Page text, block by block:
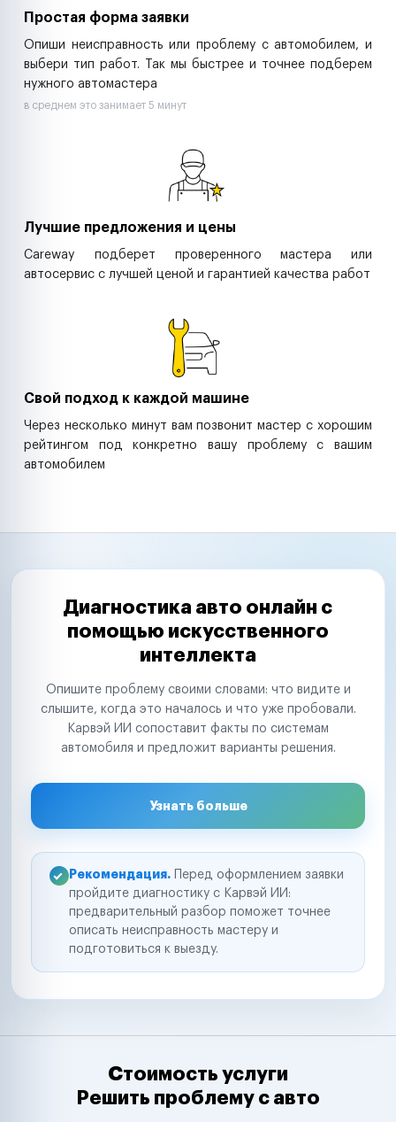
Простая форма заявки
Опиши неисправность или проблему с автомобилем, и
выбери тип работ. Так мы быстрее и точнее подберем
нужного автомастера
в среднем это занимает 5 минут
Лучшие предложения и цены
Careway подберет проверенного мастера или
автосервис с лучшей ценой и гарантией качества работ
Свой подход к каждой машине
Через несколько минут вам позвонит мастер с хорошим
рейтингом под конкретно вашу проблему с вашим
автомобилем
Диагностика авто онлайн с
помощью искусственного
интеллекта
Опишите проблему своими словами: что видите и
слышите, когда это началось и что уже пробовали.
Карвэй ИИ сопоставит факты по системам
автомобиля и предложит варианты решения.
Узнать больше
Рекомендация. Перед оформлением заявки
пройдите диагностику с Карвэй ИИ:
предварительный разбор поможет точнее
описать неисправность мастеру и
подготовиться к выезду.
Стоимость услуги
Решить проблему с авто